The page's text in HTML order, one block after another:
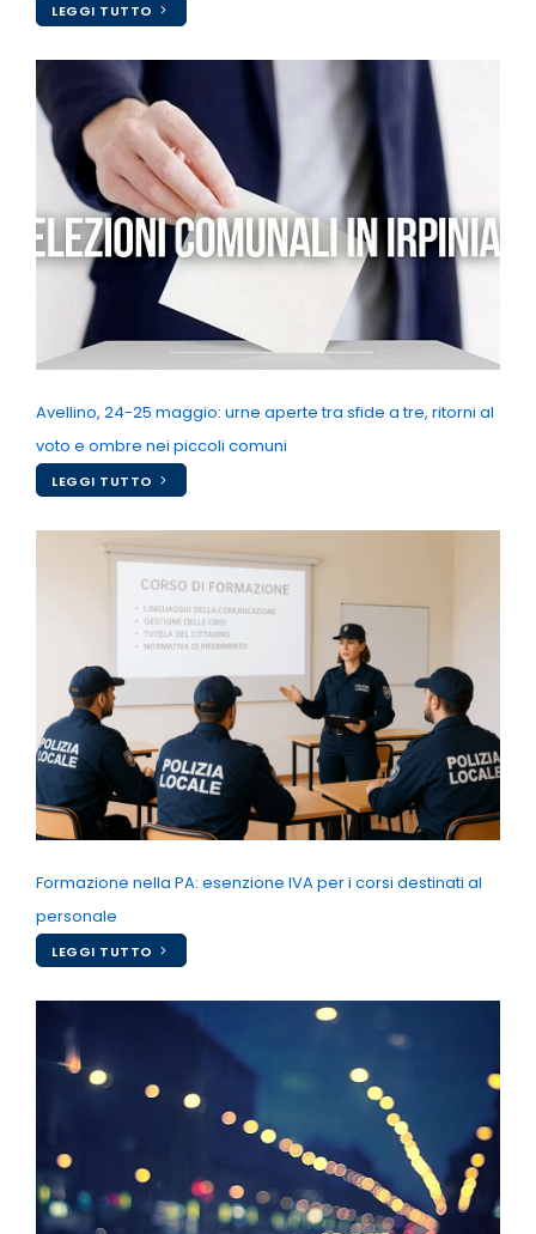
LEGGI TUTTO
Avellino, 24-25 maggio: urne aperte tra sfide a tre, ritorni al
voto e ombre nei piccoli comuni
LEGGI TUTTO
Formazione nella PA: esenzione IVA per i corsi destinati al
personale
LEGGI TUTTO